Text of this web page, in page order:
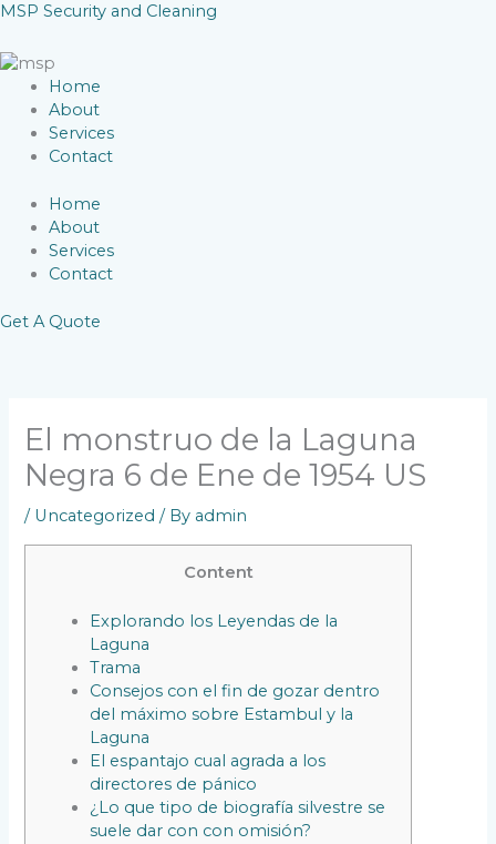
Skip
content
MSP Security and Cleaning
Home
About
Services
Contact
Home
About
Services
Contact
Get A Quote
El monstruo de la Laguna
Negra 6 de Ene de 1954 US
/ Uncategorized / By admin
Content
Explorando los Leyendas de la
Laguna
Trama
Consejos con el fin de gozar dentro
del máximo sobre Estambul y la
Laguna
El espantajo cual agrada a los
directores de pánico
¿Lo que tipo de biografía silvestre se
suele dar con con omisión?